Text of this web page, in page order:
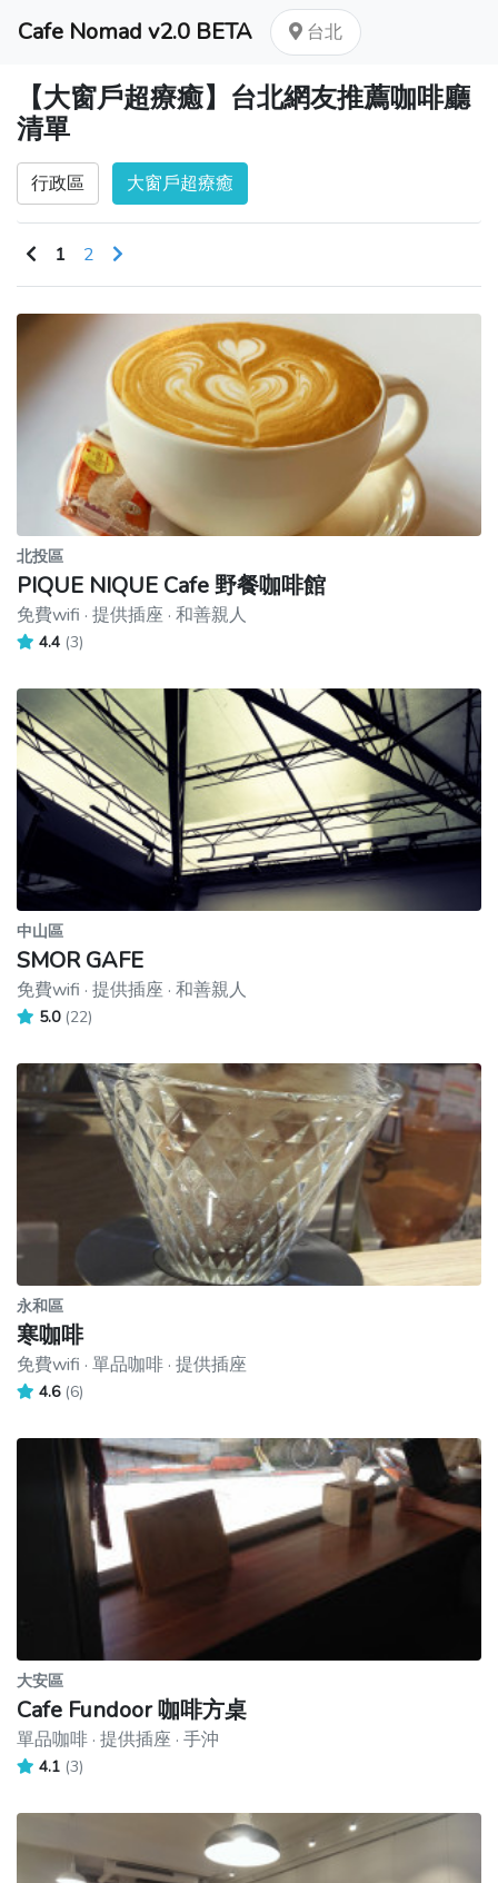
Cafe Nomad v2.0 BETA 台北
【大窗戶超療癒】台北網友推薦咖啡廳
清單
行政區 大窗戶超療癒
1 2
北投區
PIQUE NIQUE Cafe 野餐咖啡館
免費wifi · 提供插座 · 和善親人
4.4 (3)
中山區
SMOR GAFE
免費wifi · 提供插座 · 和善親人
5.0 (22)
永和區
寒咖啡
免費wifi · 單品咖啡 · 提供插座
4.6 (6)
大安區
Cafe Fundoor 咖啡方桌
單品咖啡 · 提供插座 · 手沖
4.1 (3)